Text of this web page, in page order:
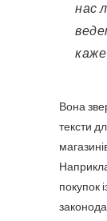
нас
Вона
тексти
покупок